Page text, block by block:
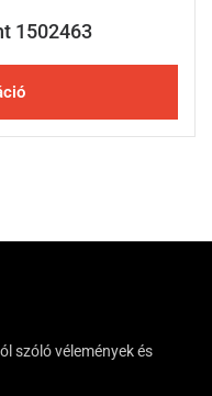
1502463
szóló vélemények és